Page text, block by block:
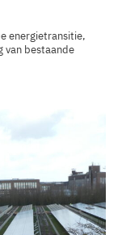
energietransitie,
van bestaande